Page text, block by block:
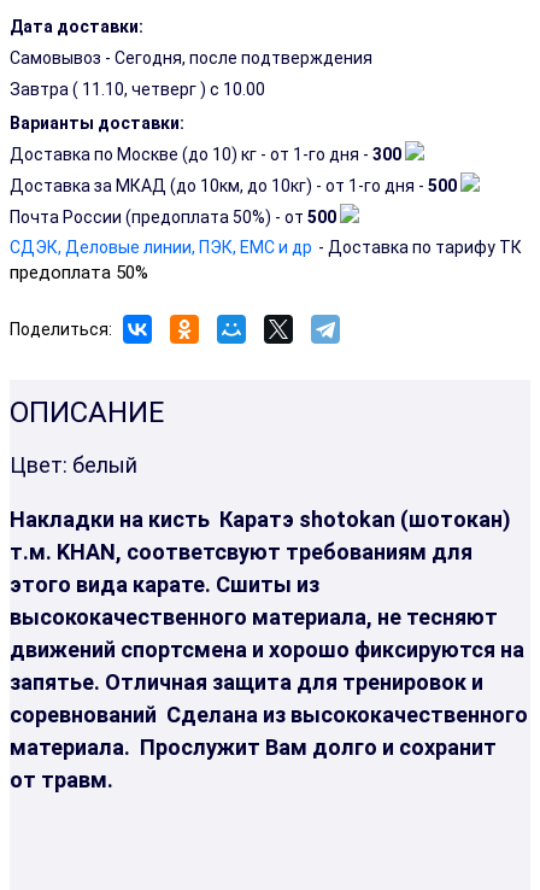
Дата доставки:
Самовывоз - Сегодня, после подтверждения
Завтра ( 11.10, четверг) с 10.00
Варианты доставки:
Доставка по Москве (до 10) кг - от 1-го дня - 300
Доставка за МКАД (до 10км, до 10кг) - от 1-го дня - 500
Почта России (предоплата 50%) - от 500
СДЭК, Деловые линии, ПЭК, EMC и др
предоплата 50%
- Доставка по тарифу ТК
Поделиться:
ОПИСАНИЕ
Цвет: белый
Накладки на кисть Каратэ shotokan (шотокан)
т.м. KHAN, соответсвуют требованиям для
этого вида карате. Сшиты из
высококачественного материала, не тесняют
движений спортсмена и хорошо фиксируются на
запятье. Отличная защита для тренировок и
соревнований Сделана из высококачественного
материала. Прослужит Вам долго и сохранит
от травм.